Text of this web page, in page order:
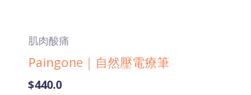
肌肉酸痛
Paingone｜自然壓電療筆
$440.0